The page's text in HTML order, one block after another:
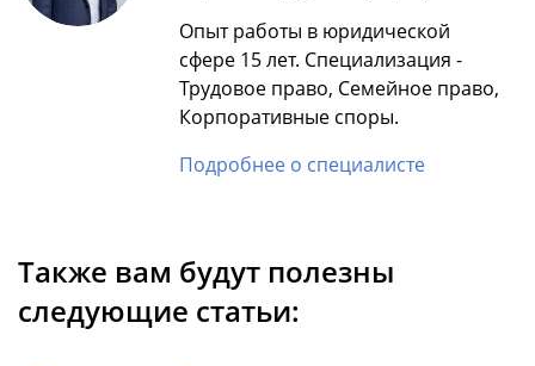
Опыт работы в юридической
сфере 15 лет. Специализация -
Трудовое право, Семейное право,
Корпоративные споры.
Подробнее о специалисте
Также вам будут полезны
следующие статьи: